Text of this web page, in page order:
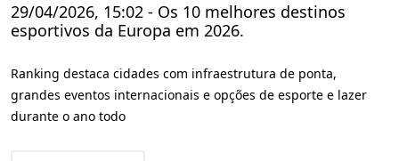
29/04/2026, 15:02 - Os 10 melhores destinos
esportivos da Europa em 2026.
Ranking destaca cidades com infraestrutura de ponta,
grandes eventos internacionais e opções de esporte e lazer
durante o ano todo